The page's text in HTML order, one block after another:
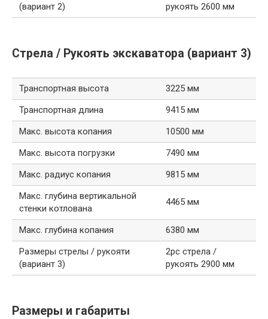
(вариант 2)
рукоять 2600 мм
Стрела / Рукоять экскаватора (вариант 3)
Транспортная высота
3225 мм
Транспортная длина
9415 мм
Макс. высота копания
10500 мм
Макс. высота погрузки
7490 мм
Макс. радиус копания
9815 мм
Макс. глубина вертикальной
стенки котлована
4465 мм
Макс. глубина копания
6380 мм
Размеры стрелы / рукояти
(вариант 3)
2pc стрела /
рукоять 2900 мм
Размеры и габариты